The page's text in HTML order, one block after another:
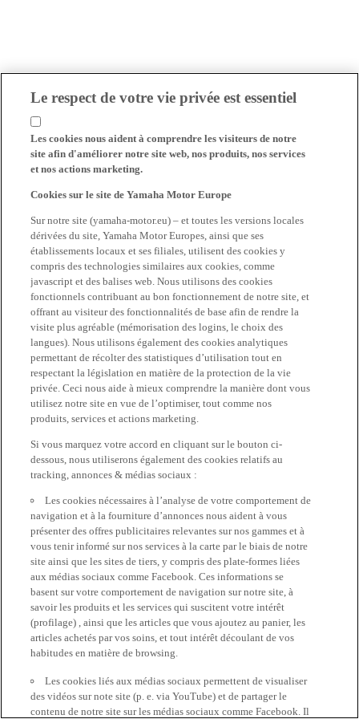
Le respect de votre vie privée est essentiel
Les cookies nous aident à comprendre les visiteurs de notre
site afin d'améliorer notre site web, nos produits, nos services
et nos actions marketing.
Cookies sur le site de Yamaha Motor Europe
Sur notre site (yamaha-motor.eu) – et toutes les versions locales
dérivées du site, Yamaha Motor Europes, ainsi que ses
établissements locaux et ses filiales, utilisent des cookies y
compris des technologies similaires aux cookies, comme
javascript et des balises web. Nous utilisons des cookies
fonctionnels contribuant au bon fonctionnement de notre site, et
offrant au visiteur des fonctionnalités de base afin de rendre la
visite plus agréable (mémorisation des logins, le choix des
langues). Nous utilisons également des cookies analytiques
permettant de récolter des statistiques d’utilisation tout en
respectant la législation en matière de la protection de la vie
privée. Ceci nous aide à mieux comprendre la manière dont vous
utilisez notre site en vue de l’optimiser, tout comme nos
produits, services et actions marketing.
Si vous marquez votre accord en cliquant sur le bouton ci-
dessous, nous utiliserons également des cookies relatifs au
tracking, annonces & médias sociaux :
Les cookies nécessaires à l’analyse de votre comportement de
navigation et à la fourniture d’annonces nous aident à vous
présenter des offres publicitaires relevantes sur nos gammes et à
vous tenir informé sur nos services à la carte par le biais de notre
site ainsi que les sites de tiers, y compris des plate-formes liées
aux médias sociaux comme Facebook. Ces informations se
basent sur votre comportement de navigation sur notre site, à
savoir les produits et les services qui suscitent votre intérêt
(profilage) , ainsi que les articles que vous ajoutez au panier, les
articles achetés par vos soins, et tout intérêt découlant de vos
habitudes en matière de browsing.
Les cookies liés aux médias sociaux permettent de visualiser
des vidéos sur note site (p. e. via YouTube) et de partager le
contenu de notre site sur les médias sociaux comme Facebook. Il